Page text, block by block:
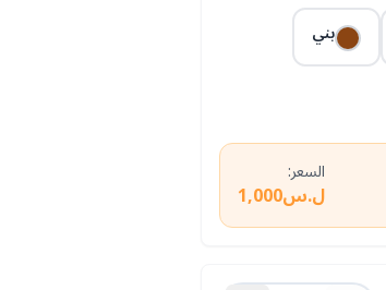
بني
السعر:
ل.س1,000